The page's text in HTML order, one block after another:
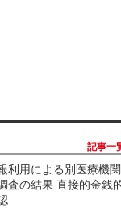
記事一
利用による別医療機
査の結果 直接的金銭